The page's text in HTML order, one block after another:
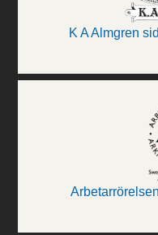
K A Almgren